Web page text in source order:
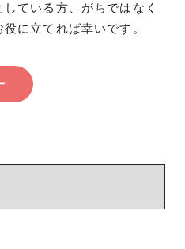
ている方、がちではなく
に立てれば幸いです。